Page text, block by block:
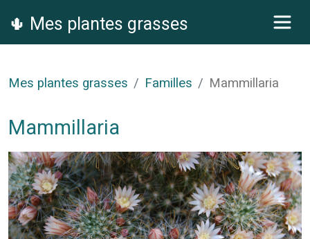
🌵 Mes plantes grasses
Mes plantes grasses Familles Mammillaria
Mammillaria